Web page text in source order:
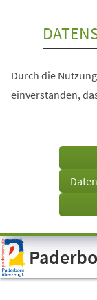
Visuelle
Assistenzsoftware
öffnen.
Durch die
einverstanden,